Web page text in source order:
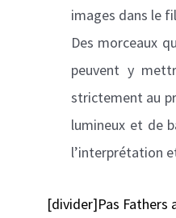
images dans le
Des morceaux
peuvent y
strictement au
lumineux et de
l’interprétation
[divider]Pas Fathers